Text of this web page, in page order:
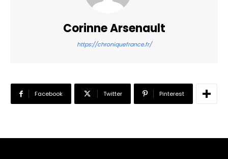
Corinne Arsenault
https://chroniquefrance.fr/
Facebook Twitter Pinterest